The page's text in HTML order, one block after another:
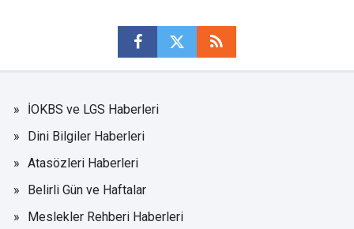
İOKBS ve LGS Haberleri
Dini Bilgiler Haberleri
Atasözleri Haberleri
Belirli Gün ve Haftalar
Meslekler Rehberi Haberleri